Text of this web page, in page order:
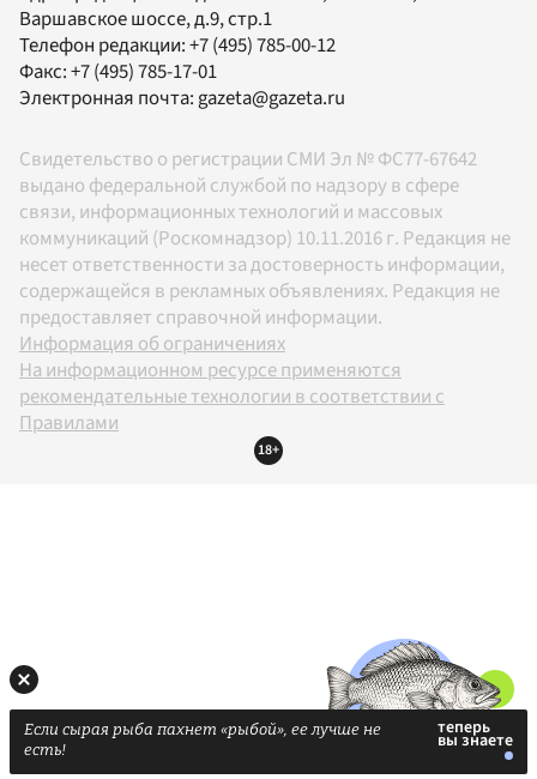
Варшавское шоссе, д.9, стр.1
Телефон редакции:+7 (495) 785-00-12
Факс:+7 (495) 785-17-01
Электронная почта:gazeta@gazeta.ru
Свидетельство о регистрации СМИ Эл № ФС77-67642
выдано федеральной службой по надзору в сфере
связи, информационных технологий и массовых
коммуникаций (Роскомнадзор) 10.11.2016 г. Редакция не
несет ответственности за достоверность информации,
содержащейся в рекламных объявлениях. Редакция не
предоставляет справочной информации.
Информация об ограничениях
На информационном ресурсе применяются
рекомендательные технологии в соответствии с
Правилами
18+
Если сырая рыба пахнет «рыбой», ее лучше не
есть!